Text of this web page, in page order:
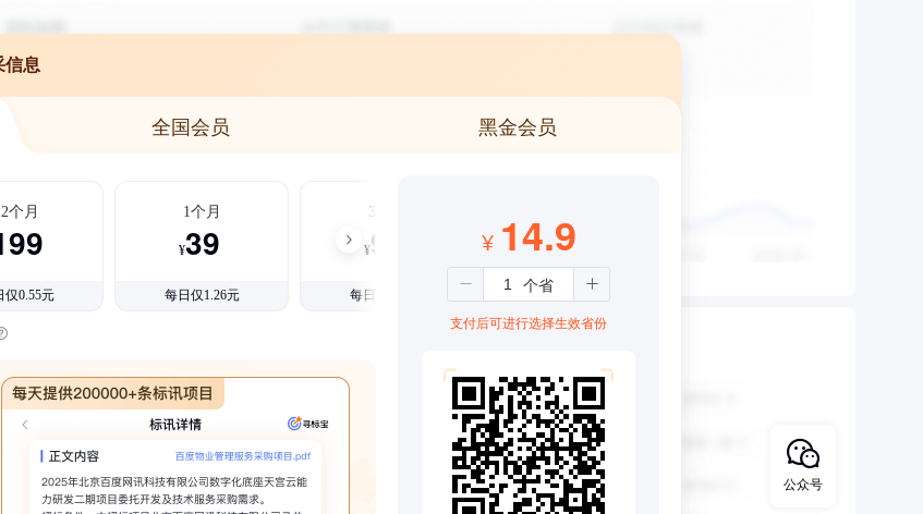
信息
全国会员 黑金会员
个月
仅0.55元
1个月
¥39
每日仅1.26元
3个月
¥99
每日仅1.08元
¥ 14.9
支付后可进行选择生效省份
公众号